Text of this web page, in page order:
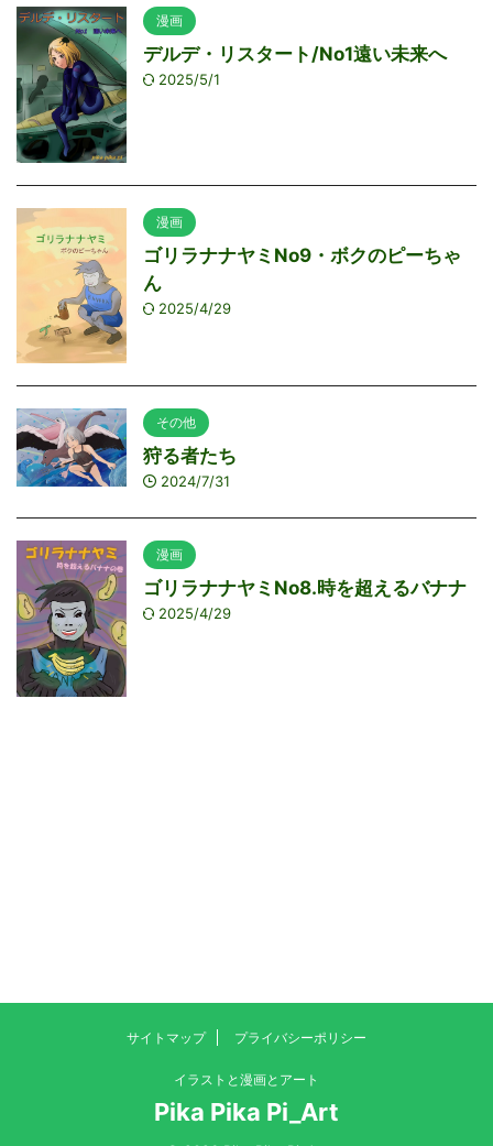
漫画
デルデ・リスタート/No1遠い未来へ
2025/5/1
漫画
ゴリラナナヤミNo9・ボクのピーちゃ
ん
2025/4/29
その他
狩る者たち
2024/7/31
漫画
ゴリラナナヤミNo8.時を超えるバナナ
2025/4/29
サイトマップ プライバシーポリシー
イラストと漫画とアート
Pika Pika Pi_Art